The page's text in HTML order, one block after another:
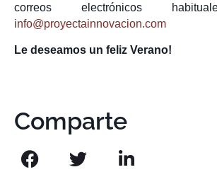
correos electrónicos
info@proyectainnovacion.com
Le deseamos un feliz Verano!
Comparte